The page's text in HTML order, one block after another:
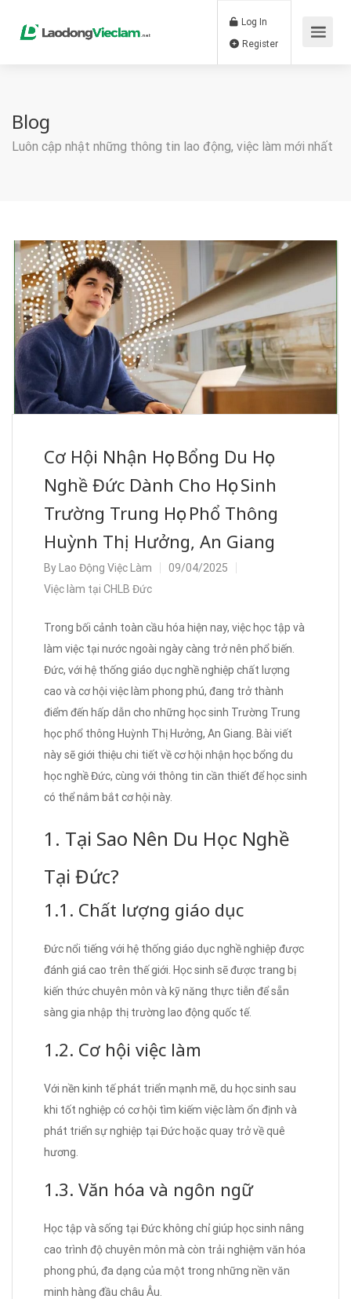
Log In
Blog
Luôn cập nhật những thông tin lao động, việc làm mới nhất
Cơ Hội Nhận Học Bổng Du Học
Nghề Đức Dành Cho Học Sinh
Trường Trung Học Phổ Thông
Huỳnh Thị Hưởng, An Giang
By Lao Động Việc Làm
09/04/2025
Việc làm tại CHLB Đức
Trong bối cảnh toàn cầu hóa hiện nay, việc học tập và
làm việc tại nước ngoài ngày càng trở nên phổ biến.
Đức, với hệ thống giáo dục nghề nghiệp chất lượng
cao và cơ hội việc làm phong phú, đang trở thành
điểm đến hấp dẫn cho những học sinh Trường Trung
học phổ thông Huỳnh Thị Hưởng, An Giang. Bài viết
này sẽ giới thiệu chi tiết về cơ hội nhận học bổng du
học nghề Đức, cùng với thông tin cần thiết để học sinh
có thể nắm bắt cơ hội này.
1. Tại Sao Nên Du Học Nghề
Tại Đức?
1.1. Chất lượng giáo dục
Đức nổi tiếng với hệ thống giáo dục nghề nghiệp được
đánh giá cao trên thế giới. Học sinh sẽ được trang bị
kiến thức chuyên môn và kỹ năng thực tiễn để sẵn
sàng gia nhập thị trường lao động quốc tế.
1.2. Cơ hội việc làm
Với nền kinh tế phát triển mạnh mẽ, du học sinh sau
khi tốt nghiệp có cơ hội tìm kiếm việc làm ổn định và
phát triển sự nghiệp tại Đức hoặc quay trở về quê
hương.
1.3. Văn hóa và ngôn ngữ
Học tập và sống tại Đức không chỉ giúp học sinh nâng
cao trình độ chuyên môn mà còn trải nghiệm văn hóa
phong phú, đa dạng của một trong những nền văn
minh hàng đầu châu Âu.